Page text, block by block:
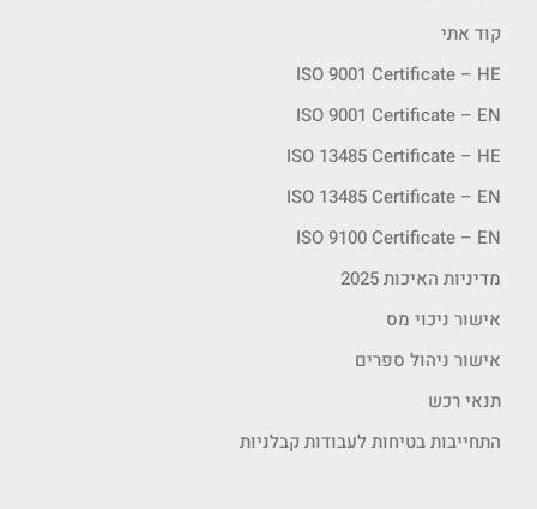
קוד אתי
ISO 9001 Certificate – HE
ISO 9001 Certificate – EN
ISO 13485 Certificate – HE
ISO 13485 Certificate – EN
ISO 9100 Certificate – EN
מדיניות האיכות 2025
אישור ניכוי מס
אישור ניהול ספרים
תנאי רכש
התחייבות בטיחות לעבודות קבלניות